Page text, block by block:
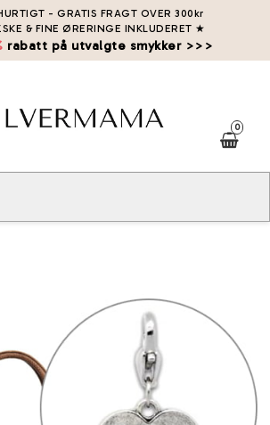
- GRATIS FRAGT OVER 300kr
& FINE ØRERINGE INKLUDERET ★
rabatt på utvalgte smykker >>>
0